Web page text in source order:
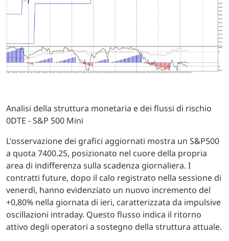
Analisi della struttura monetaria e dei flussi di rischio
0DTE - S&P 500 Mini
L'osservazione dei grafici aggiornati mostra un S&P500
a quota 7400.25, posizionato nel cuore della propria
area di indifferenza sulla scadenza giornaliera. I
contratti future, dopo il calo registrato nella sessione di
venerdì, hanno evidenziato un nuovo incremento del
+0,80% nella giornata di ieri, caratterizzata da impulsive
oscillazioni intraday. Questo flusso indica il ritorno
attivo degli operatori a sostegno della struttura attuale.